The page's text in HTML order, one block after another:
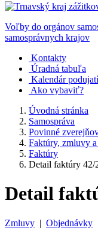
Voľby do orgánov
samosprávnych krajov
Kontakty
Úradná tabuľa
Kalendár podujatí
Ako vybaviť?
Úvodná stránka
Samospráva
Povinné
Faktúry, zmluvy
Faktúry
Detail faktúry 42/
Detail
Zmluvy | Objednávky